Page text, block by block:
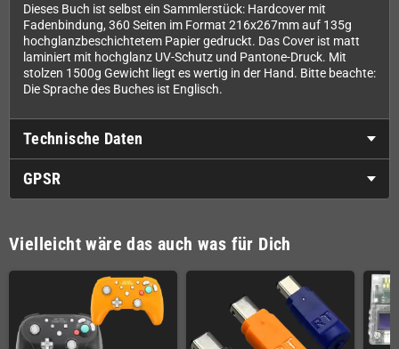
Dieses Buch ist selbst ein Sammlerstück: Hardcover mit
Fadenbindung, 360 Seiten im Format 216x267mm auf 135g
hochglanzbeschichtetem Papier gedruckt. Das Cover ist matt
laminiert mit hochglanz UV-Schutz und Pantone-Druck. Mit
stolzen 1500g Gewicht liegt es wertig in der Hand. Bitte beachte:
Die Sprache des Buches ist Englisch.
Technische Daten
GPSR
Vielleicht wäre das auch was für Dich